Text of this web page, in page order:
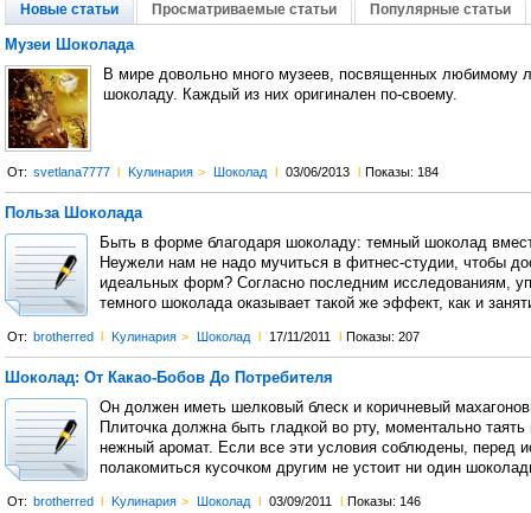
Новые статьи Просматриваемые статьи Популярные статьи
Музеи Шоколада
В мире довольно много музеев, посвященных любимому
шоколаду. Каждый из них оригинален по-своему.
От: svetlana7777 l Kулинария > Шоколад l 03/06/2013 l Показы: 184
Польза Шоколада
Быть в форме благодаря шоколаду: темный шоколад
Неужели нам не надо мучиться в фитнес-студии, чтобы
идеальных форм? Согласно последним исследованиям,
темного шоколада оказывает такой же эффект, как и
От: brotherred l Kулинария > Шоколад l 17/11/2011 l Показы: 207
Шоколад: От Какао-Бобов До Потребителя
Он должен иметь шелковый блеск и коричневый
Плиточка должна быть гладкой во рту, моментально таять
нежный аромат. Если все эти условия соблюдены, перед
полакомиться кусочком другим не устоит ни один
От: brotherred l Kулинария > Шоколад l 03/09/2011 l Показы: 146